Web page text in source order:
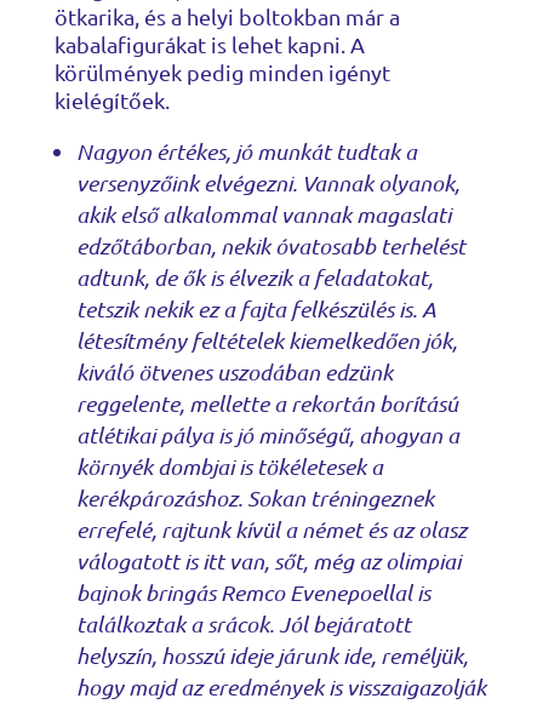
ötkarika, és a helyi boltokban már a
kabalafigurákat is lehet kapni. A
körülmények pedig minden igényt
kielégítőek.
Nagyon értékes, jó munkát tudtak a
versenyzőink elvégezni. Vannak olyanok,
akik első alkalommal vannak magaslati
edzőtáborban, nekik óvatosabb terhelést
adtunk, de ők is élvezik a feladatokat,
tetszik nekik ez a fajta felkészülés is. A
létesítmény feltételek kiemelkedően jók,
kiváló ötvenes uszodában edzünk
reggelente, mellette a rekortán borítású
atlétikai pálya is jó minőségű, ahogyan a
környék dombjai is tökéletesek a
kerékpározáshoz. Sokan tréningeznek
errefelé, rajtunk kívül a német és az olasz
válogatott is itt van, sőt, még az olimpiai
bajnok bringás Remco Evenepoellal is
találkoztak a srácok. Jól bejáratott
helyszín, hosszú ideje járunk ide, reméljük,
hogy majd az eredmények is visszaigazolják